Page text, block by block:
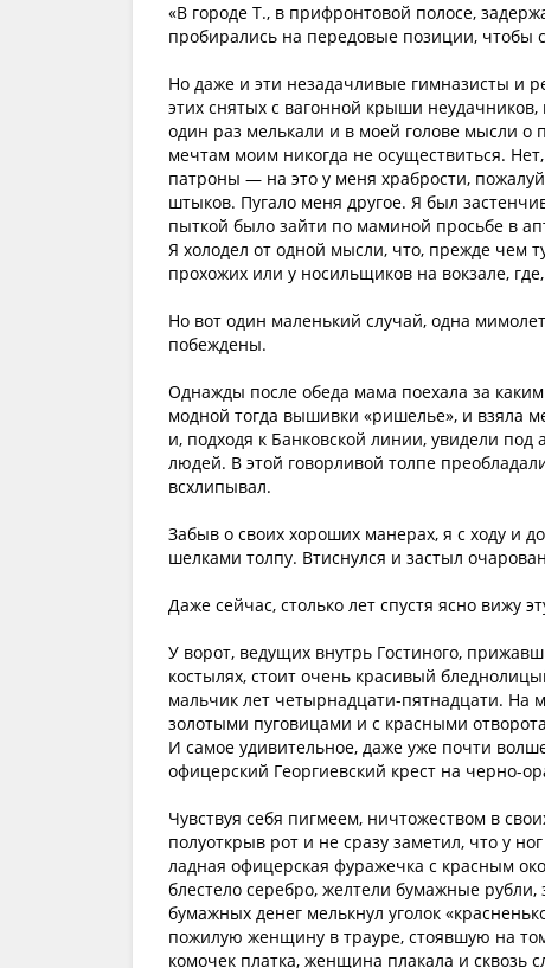
«В городе Т., в прифронтовой полосе,
пробирались на передовые позиции, чтобы
Но даже и эти незадачливые гимназисты и
этих снятых с вагонной крыши
один раз мелькали и в моей голове мысли о
мечтам моим никогда не осуществиться.
патроны — на это у меня храбрости,
штыков. Пугало меня другое. Я был
пыткой было зайти по маминой просьбе в
Я холодел от одной мысли, что, прежде чем
прохожих или у носильщиков на вокзале,
Но вот один маленький случай, одна
побеждены.
Однажды после обеда мама поехала за
модной тогда вышивки «ришелье», и взяла
и, подходя к Банковской линии, увидели
людей. В этой говорливой толпе
всхлипывал.
Забыв о своих хороших манерах, я с ходу и
шелками толпу. Втиснулся и застыл
Даже сейчас, столько лет спустя ясно вижу
У ворот, ведущих внутрь Гостиного,
костылях, стоит очень красивый
мальчик лет четырнадцати-пятнадцати. На
золотыми пуговицами и с красными
И самое удивительное, даже уже почти
офицерский Георгиевский крест на черно-
Чувствуя себя пигмеем, ничтожеством в
полуоткрыв рот и не сразу заметил, что у
ладная офицерская фуражечка с красным
блестело серебро, желтели бумажные
бумажных денег мелькнул уголок
пожилую женщину в трауре, стоявшую на
комочек платка, женщина плакала и сквозь